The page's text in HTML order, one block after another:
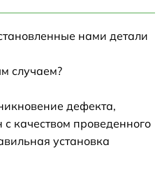
нами детали
случаем?
дефекта,
качеством проведенного
установка